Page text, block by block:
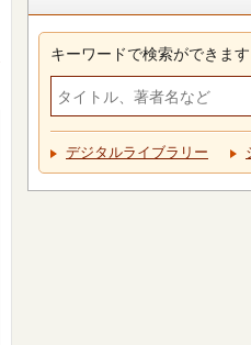
キーワードで検索ができます
デジタルライブラリー